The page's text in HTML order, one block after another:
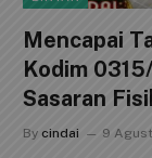
Mencapai
Kodim
Sasaran
By cindai 9